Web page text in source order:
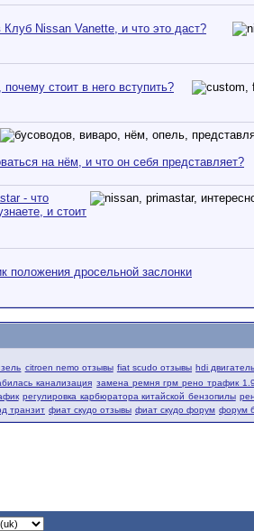
Клуб Nissan Vanette, и что это даст?
стоит в него вступить?
на нём, и что он себя представляет?
- что
и стоит
положения дросельной заслонки
citroen nemo отзывы fiat scudo отзывы hdi двигатель
канализация замена ремня грм рено трафик 1.9
регулировка карбюратора китайской бензопилы
транзит фиат скудо отзывы фиат скудо форум форум